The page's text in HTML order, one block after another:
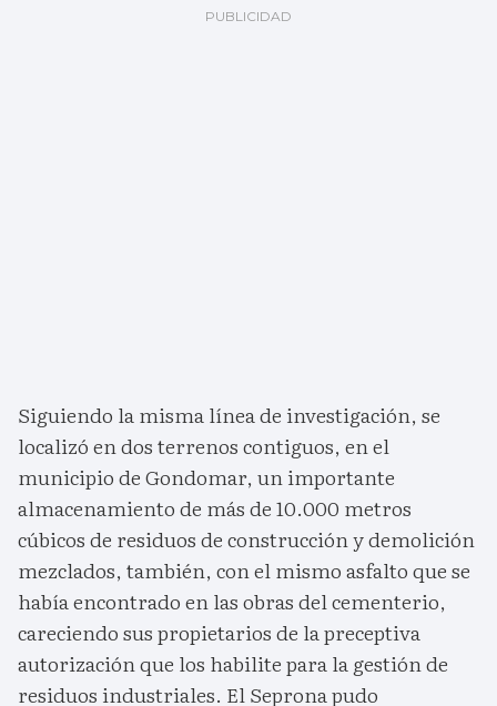
Siguiendo la misma línea de investigación, se
localizó en dos terrenos contiguos, en el
municipio de Gondomar, un importante
almacenamiento de más de 10.000 metros
cúbicos de residuos de construcción y demolición
mezclados, también, con el mismo asfalto que se
había encontrado en las obras del cementerio,
careciendo sus propietarios de la preceptiva
autorización que los habilite para la gestión de
residuos industriales. El Seprona pudo